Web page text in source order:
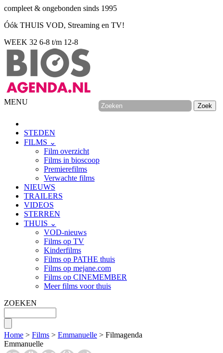
compleet & ongebonden sinds 1995
Óók THUIS VOD, Streaming en TV!
WEEK 32 6-8 t/m 12-8
MENU
STEDEN
FILMS ⌄
Film overzicht
Films in bioscoop
Premierefilms
Verwachte films
NIEUWS
TRAILERS
VIDEOS
STERREN
THUIS ⌄
VOD-nieuws
Films op TV
Kinderfilms
Films op PATHE thuis
Films op mejane.com
Films op CINEMEMBER
Meer films voor thuis
ZOEKEN
Home > Films > Emmanuelle > Filmagenda
Emmanuelle